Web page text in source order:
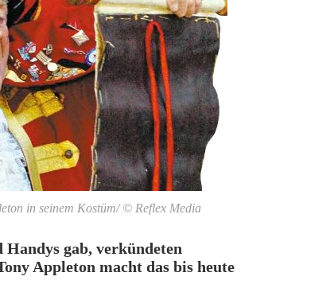
in seinem Kostüm/ © Reflex Media
Handys gab, verkündeten
Appleton macht das bis heute